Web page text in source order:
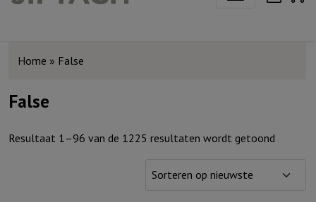
Home » False
False
Resultaat 1–96 van de 1225 resultaten wordt getoond